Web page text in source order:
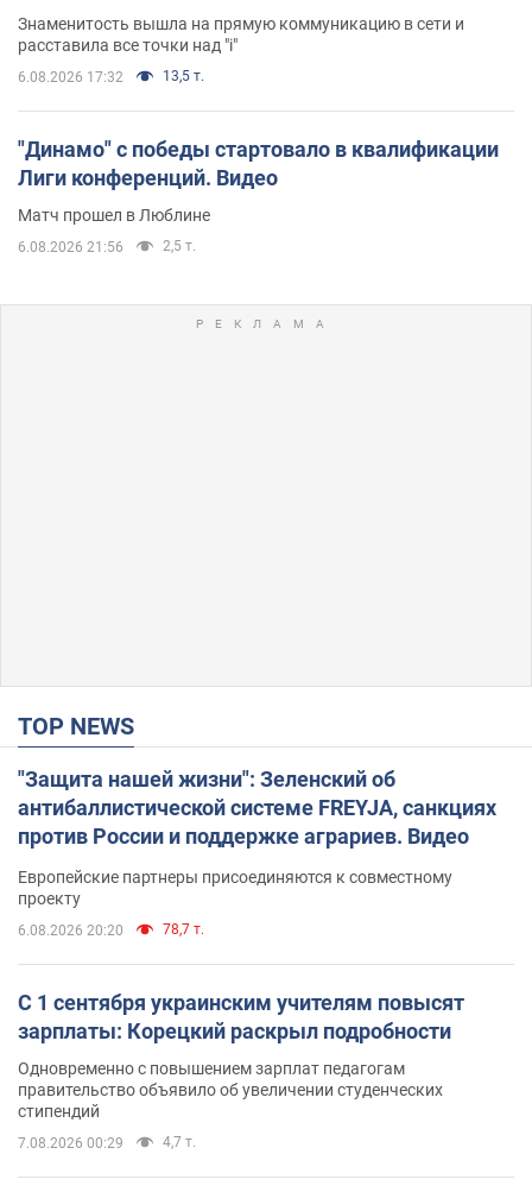
Знаменитость вышла на прямую коммуникацию в сети и
расставила все точки над "i"
6.08.2026 17:32 13,5 т.
"Динамо" с победы стартовало в квалификации
Лиги конференций. Видео
Матч прошел в Люблине
6.08.2026 21:56 2,5 т.
TOP NEWS
"Защита нашей жизни": Зеленский об
антибаллистической системе FREYJA, санкциях
против России и поддержке аграриев. Видео
Европейские партнеры присоединяются к совместному
проекту
6.08.2026 20:20 78,7 т.
С 1 сентября украинским учителям повысят
зарплаты: Корецкий раскрыл подробности
Одновременно с повышением зарплат педагогам
правительство объявило об увеличении студенческих
стипендий
7.08.2026 00:29 4,7 т.